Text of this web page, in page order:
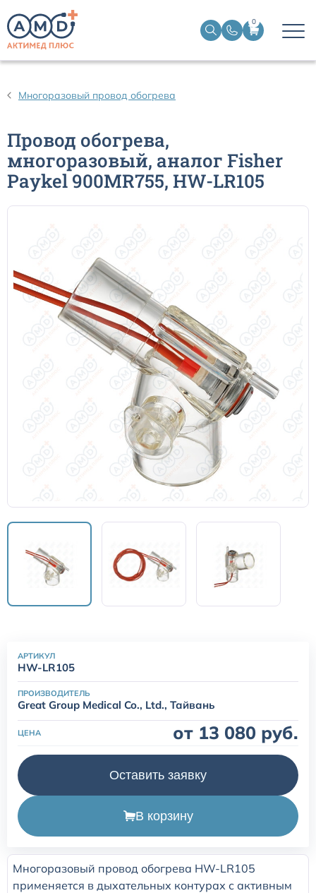
0
Многоразовый провод обогрева
Провод обогрева,
многоразовый, аналог Fisher
Paykel 900MR755, HW-LR105
АРТИКУЛ
HW-LR105
ПРОИЗВОДИТЕЛЬ
Great Group Medical Co., Ltd., Тайвань
ЦЕНА от 13 080 руб.
Оставить заявку
В корзину
Многоразовый провод обогрева HW-LR105
применяется в дыхательных контурах с активным
Трахеостомические трубки
Наборы для чрескожной трахеостомии
Эндотрахеальные трубки
Ларингеальные маски
Кислородные маски
Кислородные маски и канюли
Камеры увлажнителя
Центральный венозный катетер
Аксессуары к аппаратам ИВЛ и НДА
Закрытая аспирационная система
Мешок АМБУ
Маски для неинвазивной вентиляции легких
Переходники и коннекторы угловые для ИВЛ
Аксессуары и принадлежности для трахеостомии
Аспирационные катетеры